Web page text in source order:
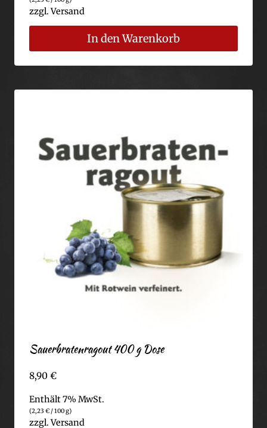
zzgl.Versand
In den Warenkorb
Sauerbratenragout 400 g Dose
8,90 €
Enthält 7% MwSt.
(2,23 € / 100 g)
zzgl.Versand